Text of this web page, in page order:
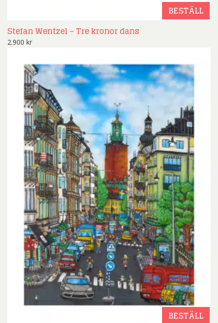
BESTÄLL
Stefan Wentzel – Tre kronor dans
2.900 kr
BESTÄLL